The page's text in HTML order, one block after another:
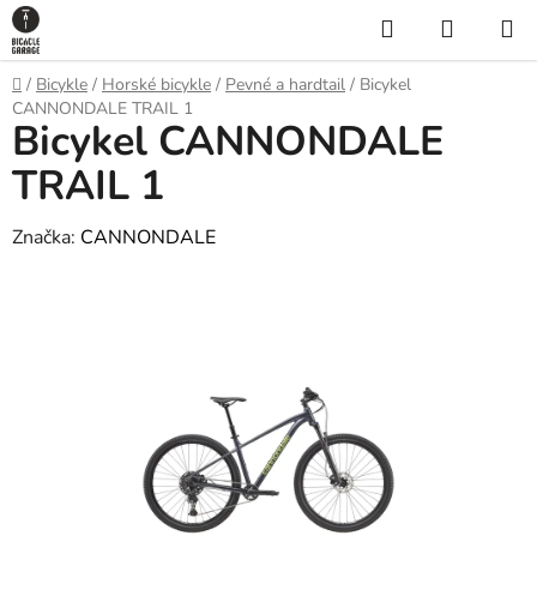
Prejsť
na
obsah
Hľadať
KOŠÍK
Domov
/ Bicykle / Horské bicykle / Pevné a hardtail / Bicykel
CANNONDALE TRAIL 1
Bicykel CANNONDALE
TRAIL 1
Značka: CANNONDALE